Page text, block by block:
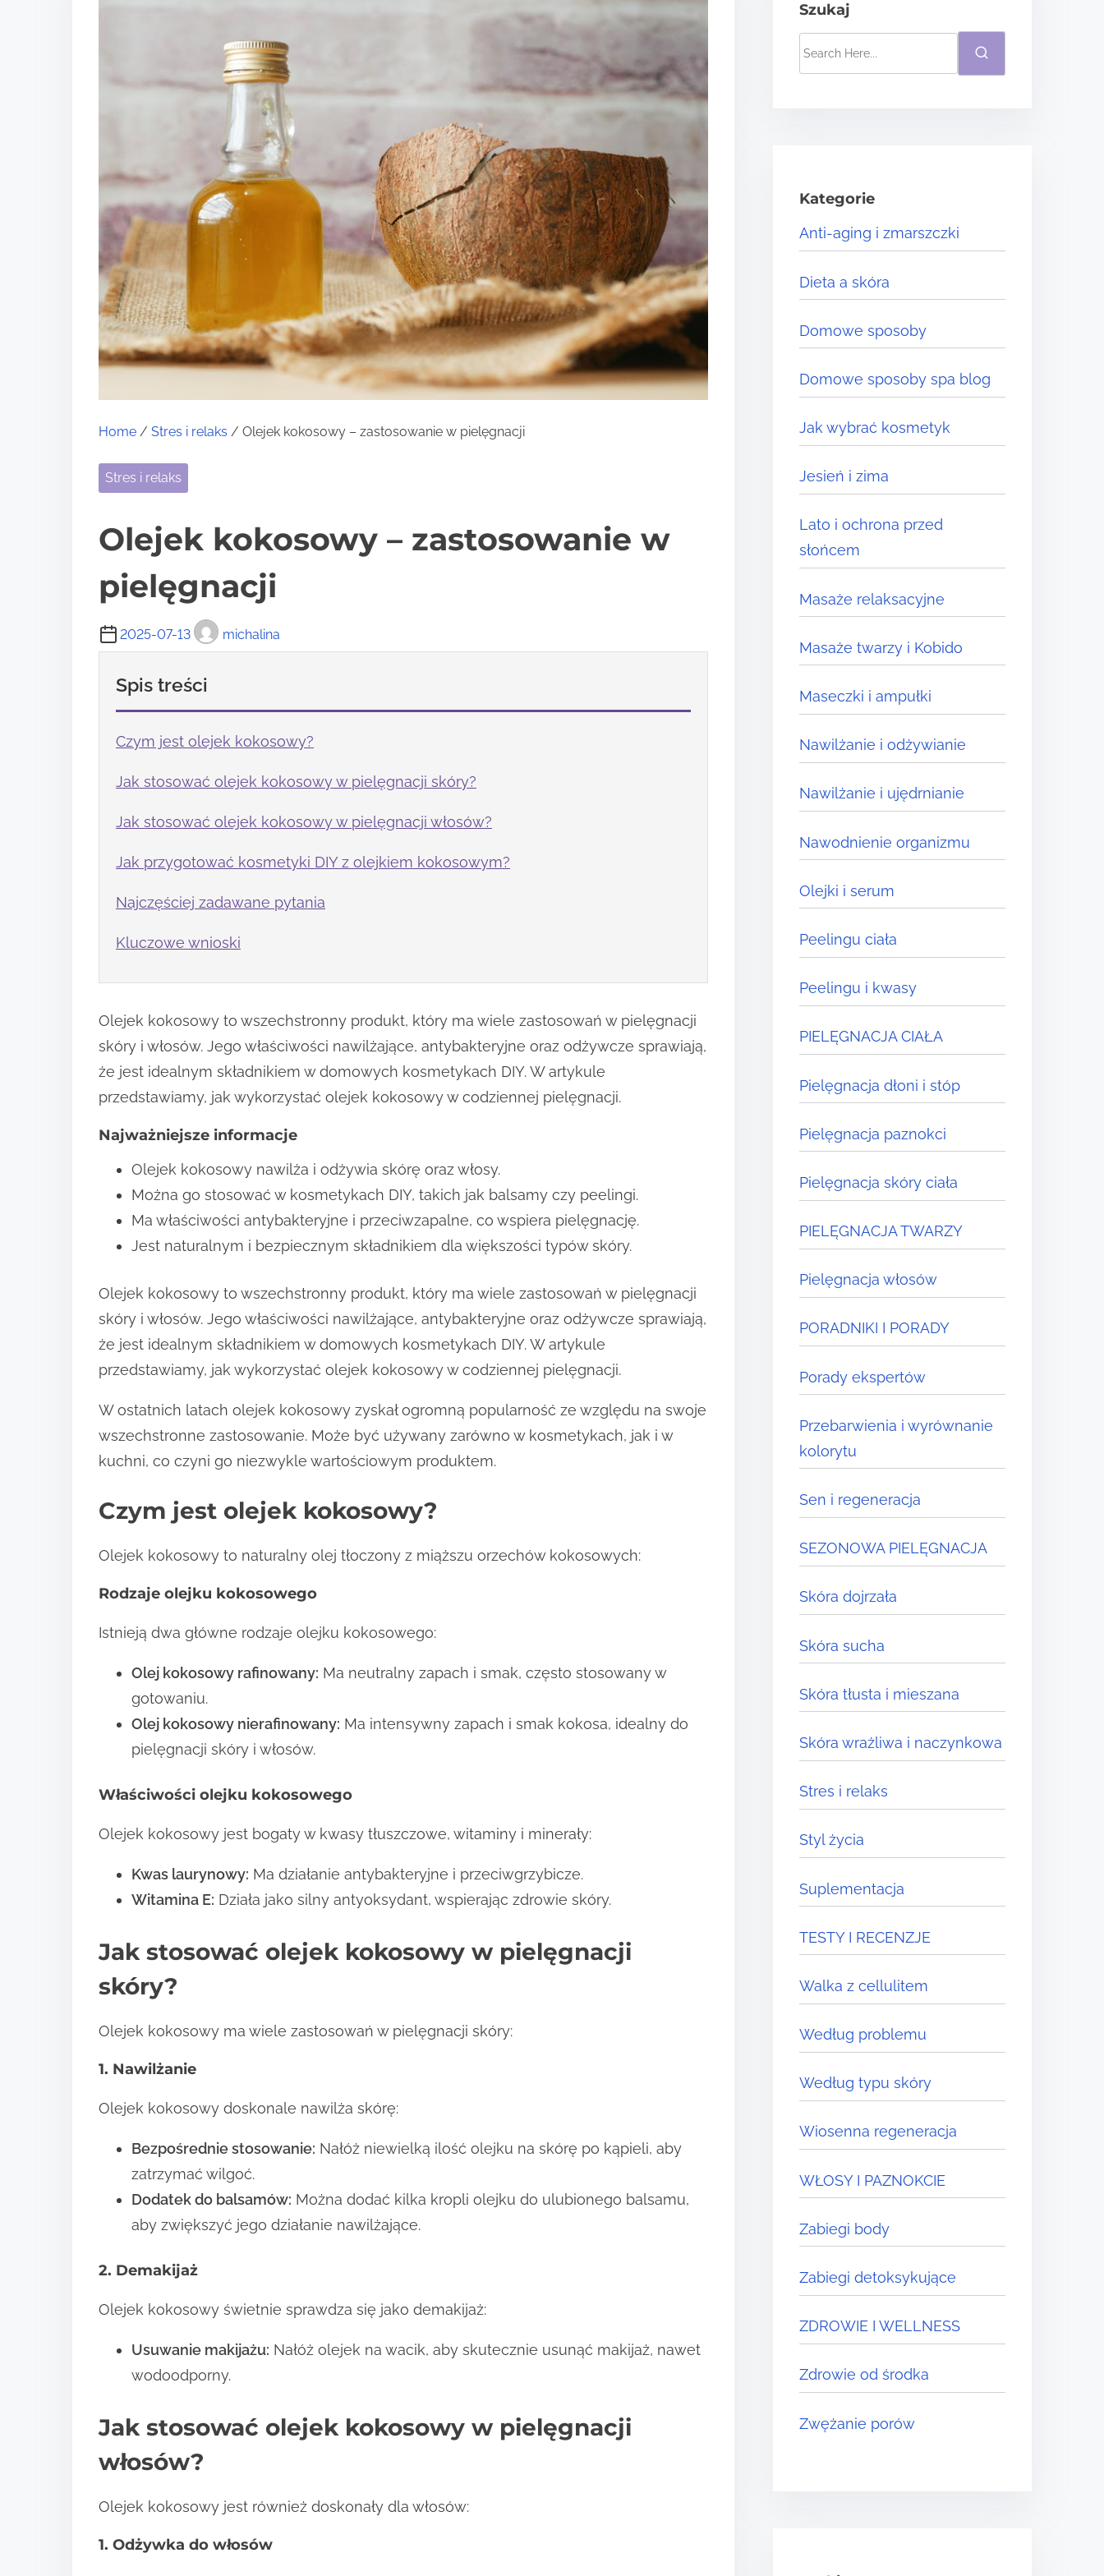
Home / Stres i relaks / Olejek kokosowy – zastosowanie w pielęgnacji
Stres i relaks
Olejek kokosowy – zastosowanie w
pielęgnacji
2025-07-13 michalina
Spis treści
Czym jest olejek kokosowy?
Jak stosować olejek kokosowy w pielęgnacji skóry?
Jak stosować olejek kokosowy w pielęgnacji włosów?
Jak przygotować kosmetyki DIY z olejkiem kokosowym?
Najczęściej zadawane pytania
Kluczowe wnioski
Olejek kokosowy to wszechstronny produkt, który ma wiele zastosowań w pielęgnacji
skóry i włosów. Jego właściwości nawilżające, antybakteryjne oraz odżywcze sprawiają,
że jest idealnym składnikiem w domowych kosmetykach DIY. W artykule
przedstawiamy, jak wykorzystać olejek kokosowy w codziennej pielęgnacji.
Najważniejsze informacje
Olejek kokosowy nawilża i odżywia skórę oraz włosy.
Można go stosować w kosmetykach DIY, takich jak balsamy czy peelingi.
Ma właściwości antybakteryjne i przeciwzapalne, co wspiera pielęgnację.
Jest naturalnym i bezpiecznym składnikiem dla większości typów skóry.
Olejek kokosowy to wszechstronny produkt, który ma wiele zastosowań w pielęgnacji
skóry i włosów. Jego właściwości nawilżające, antybakteryjne oraz odżywcze sprawiają,
że jest idealnym składnikiem w domowych kosmetykach DIY. W artykule
przedstawiamy, jak wykorzystać olejek kokosowy w codziennej pielęgnacji.
W ostatnich latach olejek kokosowy zyskał ogromną popularność ze względu na swoje
wszechstronne zastosowanie. Może być używany zarówno w kosmetykach, jak i w
kuchni, co czyni go niezwykle wartościowym produktem.
Czym jest olejek kokosowy?
Olejek kokosowy to naturalny olej tłoczony z miąższu orzechów kokosowych:
Rodzaje olejku kokosowego
Istnieją dwa główne rodzaje olejku kokosowego:
Olej kokosowy rafinowany: Ma neutralny zapach i smak, często stosowany w
gotowaniu.
Olej kokosowy nierafinowany: Ma intensywny zapach i smak kokosa, idealny do
pielęgnacji skóry i włosów.
Właściwości olejku kokosowego
Olejek kokosowy jest bogaty w kwasy tłuszczowe, witaminy i minerały:
Kwas laurynowy: Ma działanie antybakteryjne i przeciwgrzybicze.
Witamina E: Działa jako silny antyoksydant, wspierając zdrowie skóry.
Jak stosować olejek kokosowy w pielęgnacji
skóry?
Olejek kokosowy ma wiele zastosowań w pielęgnacji skóry:
1. Nawilżanie
Olejek kokosowy doskonale nawilża skórę:
Bezpośrednie stosowanie: Nałóż niewielką ilość olejku na skórę po kąpieli, aby
zatrzymać wilgoć.
Dodatek do balsamów: Można dodać kilka kropli olejku do ulubionego balsamu,
aby zwiększyć jego działanie nawilżające.
2. Demakijaż
Olejek kokosowy świetnie sprawdza się jako demakijaż:
Usuwanie makijażu: Nałóż olejek na wacik, aby skutecznie usunąć makijaż, nawet
wodoodporny.
Jak stosować olejek kokosowy w pielęgnacji
włosów?
Olejek kokosowy jest również doskonały dla włosów:
1. Odżywka do włosów
Szukaj
S
e
H
r
e
.
.
.
Kategorie
Anti-aging i zmarszczki
Dieta a skóra
Domowe sposoby
Domowe sposoby spa blog
Jak wybrać kosmetyk
Jesień i zima
Lato i ochrona przed
słońcem
Masaże relaksacyjne
Masaże twarzy i Kobido
Maseczki i ampułki
Nawilżanie i odżywianie
Nawilżanie i ujędrnianie
Nawodnienie organizmu
Olejki i serum
Peelingu ciała
Peelingu i kwasy
PIELĘGNACJA CIAŁA
Pielęgnacja dłoni i stóp
Pielęgnacja paznokci
Pielęgnacja skóry ciała
PIELĘGNACJA TWARZY
Pielęgnacja włosów
PORADNIKI I PORADY
Porady ekspertów
Przebarwienia i wyrównanie
kolorytu
Sen i regeneracja
SEZONOWA PIELĘGNACJA
Skóra dojrzała
Skóra sucha
Skóra tłusta i mieszana
Skóra wrażliwa i naczynkowa
Stres i relaks
Styl życia
Suplementacja
TESTY I RECENZJE
Walka z cellulitem
Według problemu
Według typu skóry
Wiosenna regeneracja
WŁOSY I PAZNOKCIE
Zabiegi body
Zabiegi detoksykujące
ZDROWIE I WELLNESS
Zdrowie od środka
Zwężanie porów